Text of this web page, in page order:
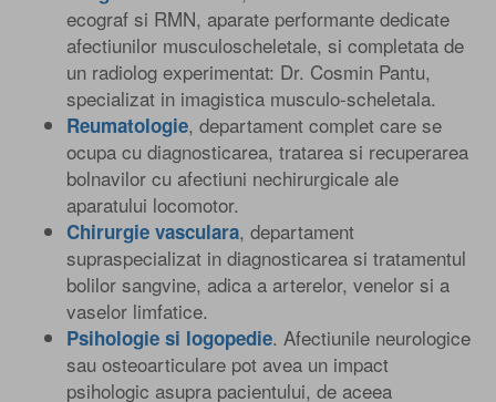
ecograf si RMN, aparate performante dedicate
afectiunilor musculoscheletale, si completata de
un radiolog experimentat: Dr. Cosmin Pantu,
specializat in imagistica musculo-scheletala.
Reumatologie, departament complet care se
ocupa cu diagnosticarea, tratarea si recuperarea
bolnavilor cu afectiuni nechirurgicale ale
aparatului locomotor.
Chirurgie vasculara, departament
supraspecializat in diagnosticarea si tratamentul
bolilor sangvine, adica a arterelor, venelor si a
vaselor limfatice.
Psihologie si logopedie. Afectiunile neurologice
sau osteoarticulare pot avea un impact
psihologic asupra pacientului, de aceea